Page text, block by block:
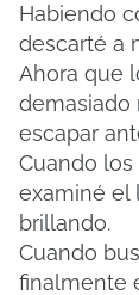
Habiendo
descarté a
Ahora que
demasiado
escapar
Cuando
examiné el
brillando.
Cuando
finalmente